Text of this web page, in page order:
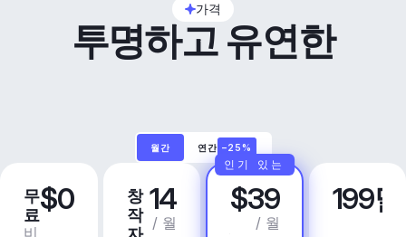
가격
투명하고 유연한
월간 연간 –25%
무
료
비
$0
창
작 14
/ 월
프
로
$39
/ 월
인기 있는
비
즈
199